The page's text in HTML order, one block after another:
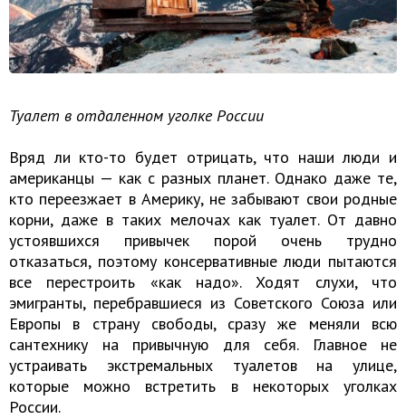
Туалет в отдаленном уголке России
Вряд ли кто-то будет отрицать, что наши люди и
американцы — как с разных планет. Однако даже те,
кто переезжает в Америку, не забывают свои родные
корни, даже в таких мелочах как туалет. От давно
устоявшихся привычек порой очень трудно
отказаться, поэтому консервативные люди пытаются
все перестроить «как надо». Ходят слухи, что
эмигранты, перебравшиеся из Советского Союза или
Европы в страну свободы, сразу же меняли всю
сантехнику на привычную для себя. Главное не
устраивать экстремальных туалетов на улице,
которые можно встретить в некоторых уголках
России.